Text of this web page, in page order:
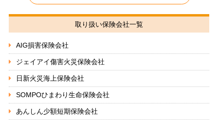
取り扱い保険会社一覧
AIG損害保険会社
ジェイアイ傷害火災保険会社
日新火災海上保険会社
SOMPOひまわり生命保険会社
あんしん少額短期保険会社